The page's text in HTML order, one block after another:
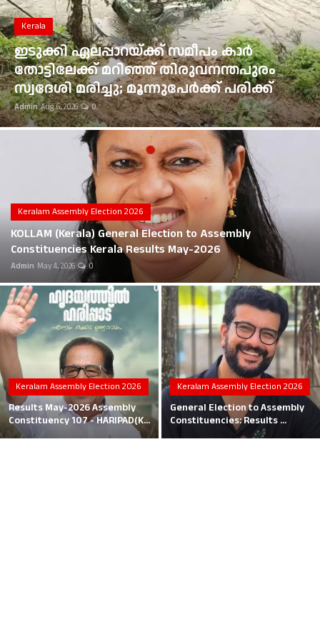
Loksabha Election 2024
Technology
Health
Jobs Mall
Career
Education
Business
Local News
Earn Money
Tutorials
Malayalam
Kerala
ഇടുക്കി ഏലപ്പാറയ്ക്ക് സമീപം കാർ
തോട്ടിലേക്ക് മറിഞ്ഞ് തിരുവനന്തപുരം
സ്വദേശി മരിച്ചു; മൂന്നുപേർക്ക് പരിക്ക്
Admin Aug 6, 2026 0
Keralam Assembly Election 2026
KOLLAM (Kerala) General Election to Assembly
Constituencies Kerala Results May-2026
Admin May 4, 2026 0
Keralam Assembly Election 2026
Results May-2026 Assembly
Constituency 107 - HARIPAD(K...
Keralam Assembly Election 2026
General Election to Assembly
Constituencies: Results ...